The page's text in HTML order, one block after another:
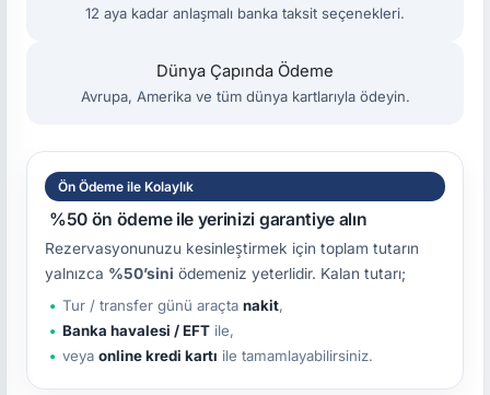
12 aya kadar anlaşmalı banka taksit seçenekleri.
Dünya Çapında Ödeme
Avrupa, Amerika ve tüm dünya kartlarıyla ödeyin.
Ön Ödeme ile Kolaylık
%50 ön ödeme ile yerinizi garantiye alın
Rezervasyonunuzu kesinleştirmek için toplam tutarın
yalnızca %50’sini ödemeniz yeterlidir. Kalan tutarı;
Tur / transfer günü araçta nakit,
Banka havalesi / EFT ile,
veya online kredi kartı ile tamamlayabilirsiniz.